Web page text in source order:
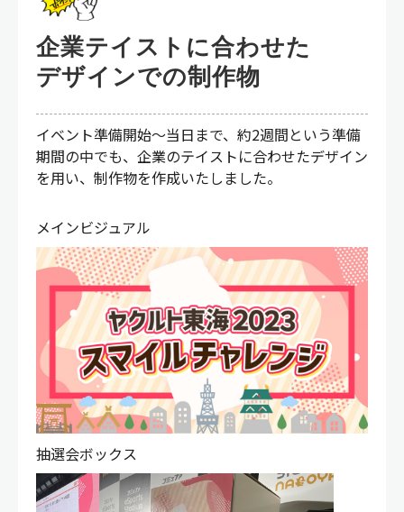
企業テイストに合わせた
デザインでの制作物
イベント準備開始～当日まで、約2週間という準備
期間の中でも、企業のテイストに合わせたデザイン
を用い、制作物を作成いたしました。
メインビジュアル
抽選会ボックス